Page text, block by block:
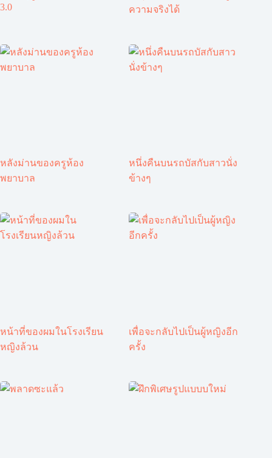
3.0
ความจริงได้
หลังม่านของครูห้อง
พยาบาล
หนึ่งคืนบนรถบัสกับสาวนั่ง
ข้างๆ
หน้าที่ของผมในโรงเรียน
หญิงล้วน
เพื่อจะกลับไปเป็นผู้หญิงอีก
ครั้ง